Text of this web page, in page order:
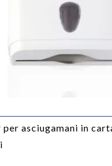
per asciugamani in